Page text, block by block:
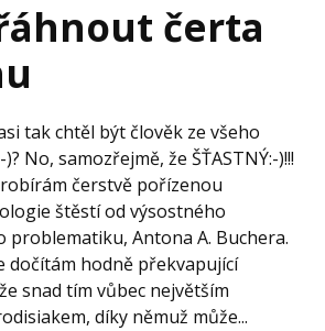
čerta
tak chtěl být člověk ze všeho
)? No, samozřejmě, že ŠŤASTNÝ:-)!!!
čerstvě pořízenou
štěstí od výsostného
Antona A. Buchera.
dočítám hodně překvapující
snad tím vůbec největším
díky němuž může...